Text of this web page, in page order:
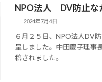
NPO法人 DV防止な
2024年7月4日
６月２５日、NPO法人DV
呈しました。中田慶子理事
稿されました。